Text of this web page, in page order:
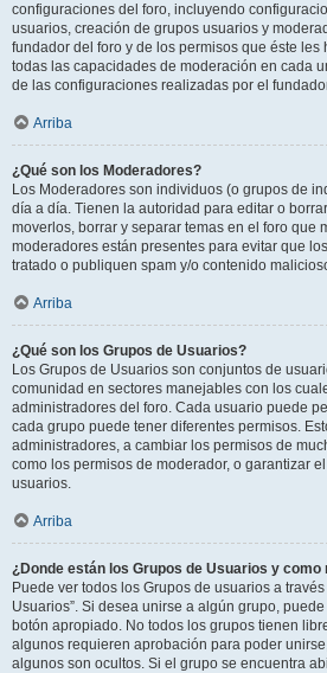
configuraciones del foro, incluyendo
usuarios, creación de grupos usuarios y
fundador del foro y de los permisos que éste les
todas las capacidades de moderación en cada
de las configuraciones realizadas por el
Arriba
¿Qué son los Moderadores?
Los Moderadores son individuos (o grupos de
día a día. Tienen la autoridad para editar o
moverlos, borrar y separar temas en el foro que
moderadores están presentes para evitar que
tratado o publiquen spam y/o contenido
Arriba
¿Qué son los Grupos de Usuarios?
Los Grupos de Usuarios son conjuntos de
comunidad en sectores manejables con los
administradores del foro. Cada usuario puede
cada grupo puede tener diferentes permisos.
administradores, a cambiar los permisos de
como los permisos de moderador, o garantizar
usuarios.
Arriba
¿Donde están los Grupos de Usuarios y como
Puede ver todos los Grupos de usuarios a
Usuarios”. Si desea unirse a algún grupo,
botón apropiado. No todos los grupos tienen
algunos requieren aprobación para poder
algunos son ocultos. Si el grupo se encuentra